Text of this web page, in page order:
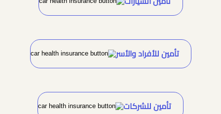
تأمين للأفراد والأسر
تأمين للشركات